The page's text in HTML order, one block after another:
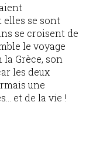
elles se sont
se croisent de
le voyage
Grèce, son
les deux
une
et de la vie !